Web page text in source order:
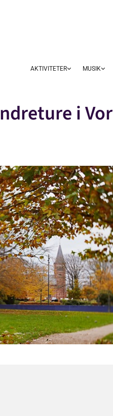
AKTIVITETER MUSIK
i Vor